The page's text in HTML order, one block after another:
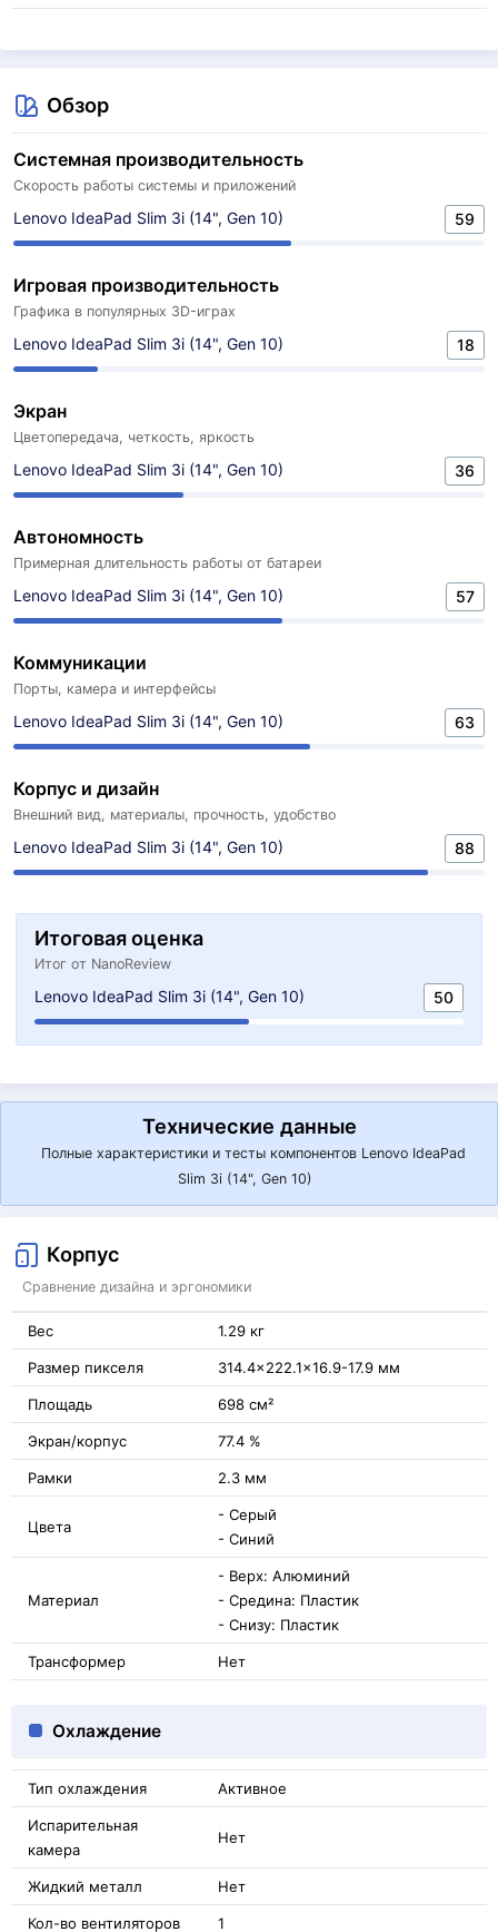
Обзор
Системная производительность
Скорость работы системы и приложений
Lenovo IdeaPad Slim 3i (14", Gen 10) 59
Игровая производительность
Графика в популярных 3D-играх
Lenovo IdeaPad Slim 3i (14", Gen 10) 18
Экран
Цветопередача, четкость, яркость
Lenovo IdeaPad Slim 3i (14", Gen 10) 36
Автономность
Примерная длительность работы от батареи
Lenovo IdeaPad Slim 3i (14", Gen 10) 57
Коммуникации
Порты, камера и интерфейсы
Lenovo IdeaPad Slim 3i (14", Gen 10) 63
Корпус и дизайн
Внешний вид, материалы, прочность, удобство
Lenovo IdeaPad Slim 3i (14", Gen 10) 88
Итоговая оценка
Итог от NanoReview
Lenovo IdeaPad Slim 3i (14", Gen 10) 50
Технические данные
Полные характеристики и тесты компонентов Lenovo IdeaPad
Slim 3i (14", Gen 10)
Корпус
Сравнение дизайна и эргономики
Вес 1.29 кг
Размер пикселя 314.4x222.1x16.9-17.9 мм
Площадь 698 см²
Экран/корпус 77.4 %
Рамки 2.3 мм
Цвета
- Серый
- Синий
Материал
- Верх: Алюминий
- Средина: Пластик
- Снизу: Пластик
Трансформер Нет
Охлаждение
Тип охлаждения Активное
Испарительная
камера
Нет
Жидкий металл Нет
Кол-во вентиляторов 1